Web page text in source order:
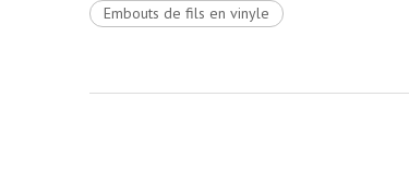
Embouts de fils en vinyle